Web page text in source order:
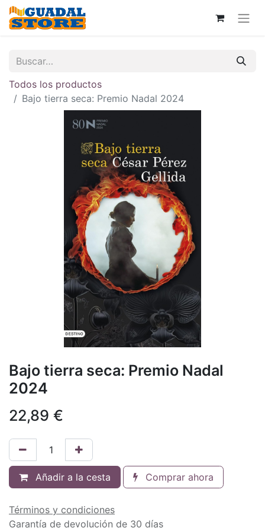
Todos los productos
Bajo tierra seca: Premio Nadal 2024
Bajo tierra seca: Premio Nadal
2024
22,89 €
Añadir a la cesta Comprar ahora
Términos y condiciones
Garantía de devolución de 30 días